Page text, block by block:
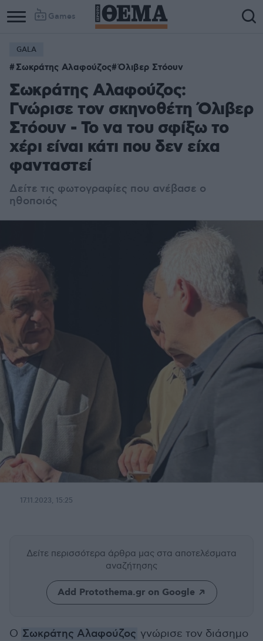
Games
Column
1
Column
2
GALA
Σωκράτης Αλαφούζος Όλιβερ Στόουν
Σωκράτης Αλαφούζος:
Γνώρισε τον σκηνοθέτη Όλιβερ
Στόουν - Το να του σφίξω το
χέρι είναι κάτι που δεν είχα
φανταστεί
Δείτε τις φωτογραφίες που ανέβασε ο
ηθοποιός
17.11.2023, 15:25
Δείτε περισσότερα άρθρα μας στα αποτελέσματα
αναζήτησης
Add Protothema.gr on Google
O Σωκράτης Αλαφούζος γνώρισε τον διάσημο